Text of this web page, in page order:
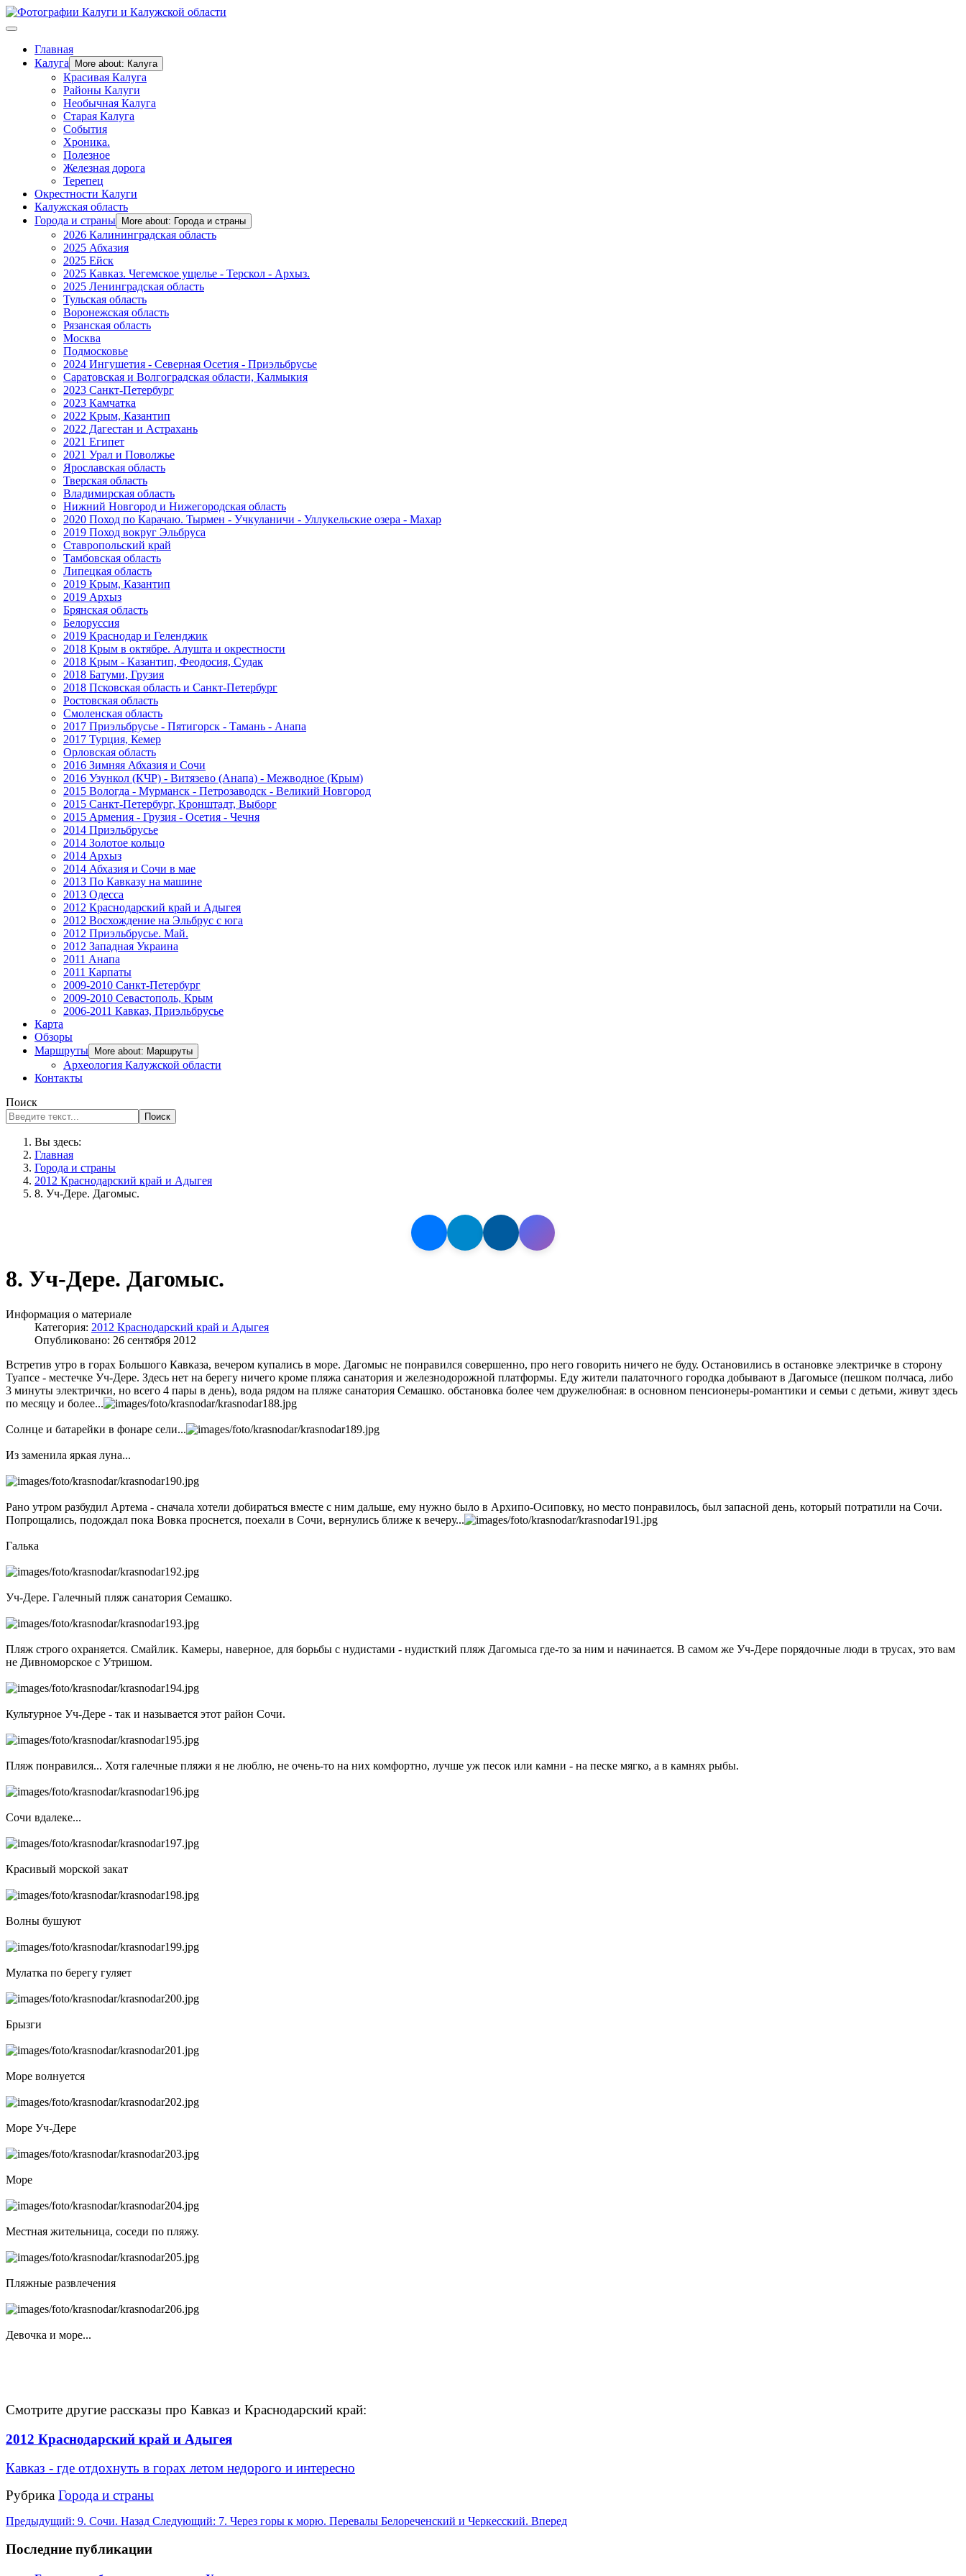
Главная
Калуга
More about: Калуга
Красивая Калуга
Районы Калуги
Необычная Калуга
Старая Калуга
События
Хроника.
Полезное
Железная дорога
Терепец
Окрестности Калуги
Калужская область
Города и страны
More about: Города и страны
2026 Калининградская область
2025 Абхазия
2025 Ейск
2025 Кавказ. Чегемское ущелье - Терскол - Архыз.
2025 Ленинградская область
Тульская область
Воронежская область
Рязанская область
Москва
Подмосковье
2024 Ингушетия - Северная Осетия - Приэльбрусье
Саратовская и Волгоградская области, Калмыкия
2023 Санкт-Петербург
2023 Камчатка
2022 Крым, Казантип
2022 Дагестан и Астрахань
2021 Египет
2021 Урал и Поволжье
Ярославская область
Тверская область
Владимирская область
Нижний Новгород и Нижегородская область
2020 Поход по Карачаю. Тырмен - Учкуланичи - Уллукельские озера - Махар
2019 Поход вокруг Эльбруса
Ставропольский край
Тамбовская область
Липецкая область
2019 Крым, Казантип
2019 Архыз
Брянская область
Белоруссия
2019 Краснодар и Геленджик
2018 Крым в октябре. Алушта и окрестности
2018 Крым - Казантип, Феодосия, Судак
2018 Батуми, Грузия
2018 Псковская область и Санкт-Петербург
Ростовская область
Смоленская область
2017 Приэльбрусье - Пятигорск - Тамань - Анапа
2017 Турция, Кемер
Орловская область
2016 Зимняя Абхазия и Сочи
2016 Узункол (КЧР) - Витязево (Анапа) - Межводное (Крым)
2015 Вологда - Мурманск - Петрозаводск - Великий Новгород
2015 Санкт-Петербург, Кронштадт, Выборг
2015 Армения - Грузия - Осетия - Чечня
2014 Приэльбрусье
2014 Золотое кольцо
2014 Архыз
2014 Абхазия и Сочи в мае
2013 По Кавказу на машине
2013 Одесса
2012 Краснодарский край и Адыгея
2012 Восхождение на Эльбрус с юга
2012 Приэльбрусье. Май.
2012 Западная Украина
2011 Анапа
2011 Карпаты
2009-2010 Санкт-Петербург
2009-2010 Севастополь, Крым
2006-2011 Кавказ, Приэльбрусье
Карта
Обзоры
Маршруты
More about: Маршруты
Археология Калужской области
Контакты
Поиск
Поиск
Вы здесь:
Главная
Города и страны
2012 Краснодарский край и Адыгея
8. Уч-Дере. Дагомыс.
8. Уч-Дере. Дагомыс.
Информация о материале
Категория: 2012 Краснодарский край и Адыгея
Опубликовано: 26 сентября 2012
Встретив утро в горах Большого Кавказа, вечером купались в море. Дагомыс не понравился совершенно, про него говорить ничего не буду. Остановились в остановке электричке в сторону
Туапсе - местечке Уч-Дере. Здесь нет на берегу ничего кроме пляжа санатория и железнодорожной платформы. Еду жители палаточного городка добывают в Дагомысе (пешком полчаса, либо
3 минуты электрички, но всего 4 пары в день), вода рядом на пляже санатория Семашко. обстановка более чем дружелюбная: в основном пенсионеры-романтики и семьи с детьми, живут здесь
по месяцу и более...
Солнце и батарейки в фонаре сели...
Из заменила яркая луна...
Рано утром разбудил Артема - сначала хотели добираться вместе с ним дальше, ему нужно было в Архипо-Осиповку, но место понравилось, был запасной день, который потратили на Сочи.
Попрощались, подождал пока Вовка проснется, поехали в Сочи, вернулись ближе к вечеру...
Галька
Уч-Дере. Галечный пляж санатория Семашко.
Пляж строго охраняется. Смайлик. Камеры, наверное, для борьбы с нудистами - нудисткий пляж Дагомыса где-то за ним и начинается. В самом же Уч-Дере порядочные люди в трусах, это вам
не Дивноморское с Утришом.
Культурное Уч-Дере - так и называется этот район Сочи.
Пляж понравился... Хотя галечные пляжи я не люблю, не очень-то на них комфортно, лучше уж песок или камни - на песке мягко, а в камнях рыбы.
Сочи вдалеке...
Красивый морской закат
Волны бушуют
Мулатка по берегу гуляет
Брызги
Море волнуется
Море Уч-Дере
Море
Местная жительница, соседи по пляжу.
Пляжные развлечения
Девочка и море...
Смотрите другие рассказы про Кавказ и Краснодарский край:
2012 Краснодарский край и Адыгея
Кавказ - где отдохнуть в горах летом недорого и интересно
Рубрика Города и страны
Предыдущий: 9. Сочи. Назад Следующий: 7. Через горы к морю. Перевалы Белореченский и Черкесский. Вперед
Последние публикации